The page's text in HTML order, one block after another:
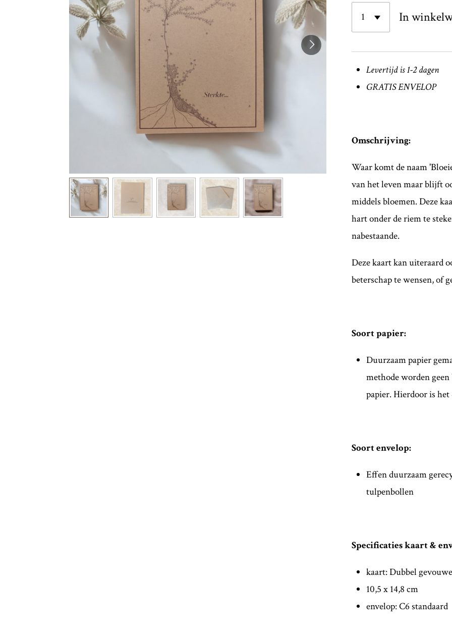
In
Levertijd is 1-2 dagen
GRATIS ENVELOP
Omschrijving:
Waar komt de naam
van het leven maar blijft
middels bloemen. Deze
hart onder de riem te
nabestaande.
Deze kaart kan uiteraard
beterschap te wensen, of
Soort papier:
Duurzaam papier
methode worden
papier. Hierdoor is
Soort envelop:
Effen duurzaam
tulpenbollen
Specificaties kaart &
kaart: Dubbel
10,5 x 14,8 cm
envelop: C6 standaard